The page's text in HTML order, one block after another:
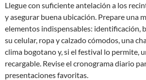
Llegue con suficiente antelación a los
y asegurar buena ubicación. Prepare una
elementos indispensables: identificación,
su celular, ropa y calzado cómodos, una
clima bogotano y, si el festival lo permite,
recargable. Revise el cronograma diario
presentaciones favoritas.